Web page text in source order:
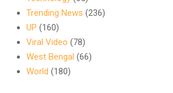
Trending News (236)
UP (160)
Viral Video (78)
West Bengal (66)
World (180)